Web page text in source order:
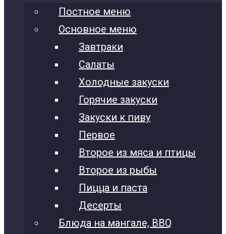
Постное меню
Основное меню
Завтраки
Салаты
Холодные закуски
Горячие закуски
Закуски к пиву
Первое
Второе из мяса и птицы
Второе из рыбы
Пицца и паста
Десерты
Блюда на мангале, BBQ